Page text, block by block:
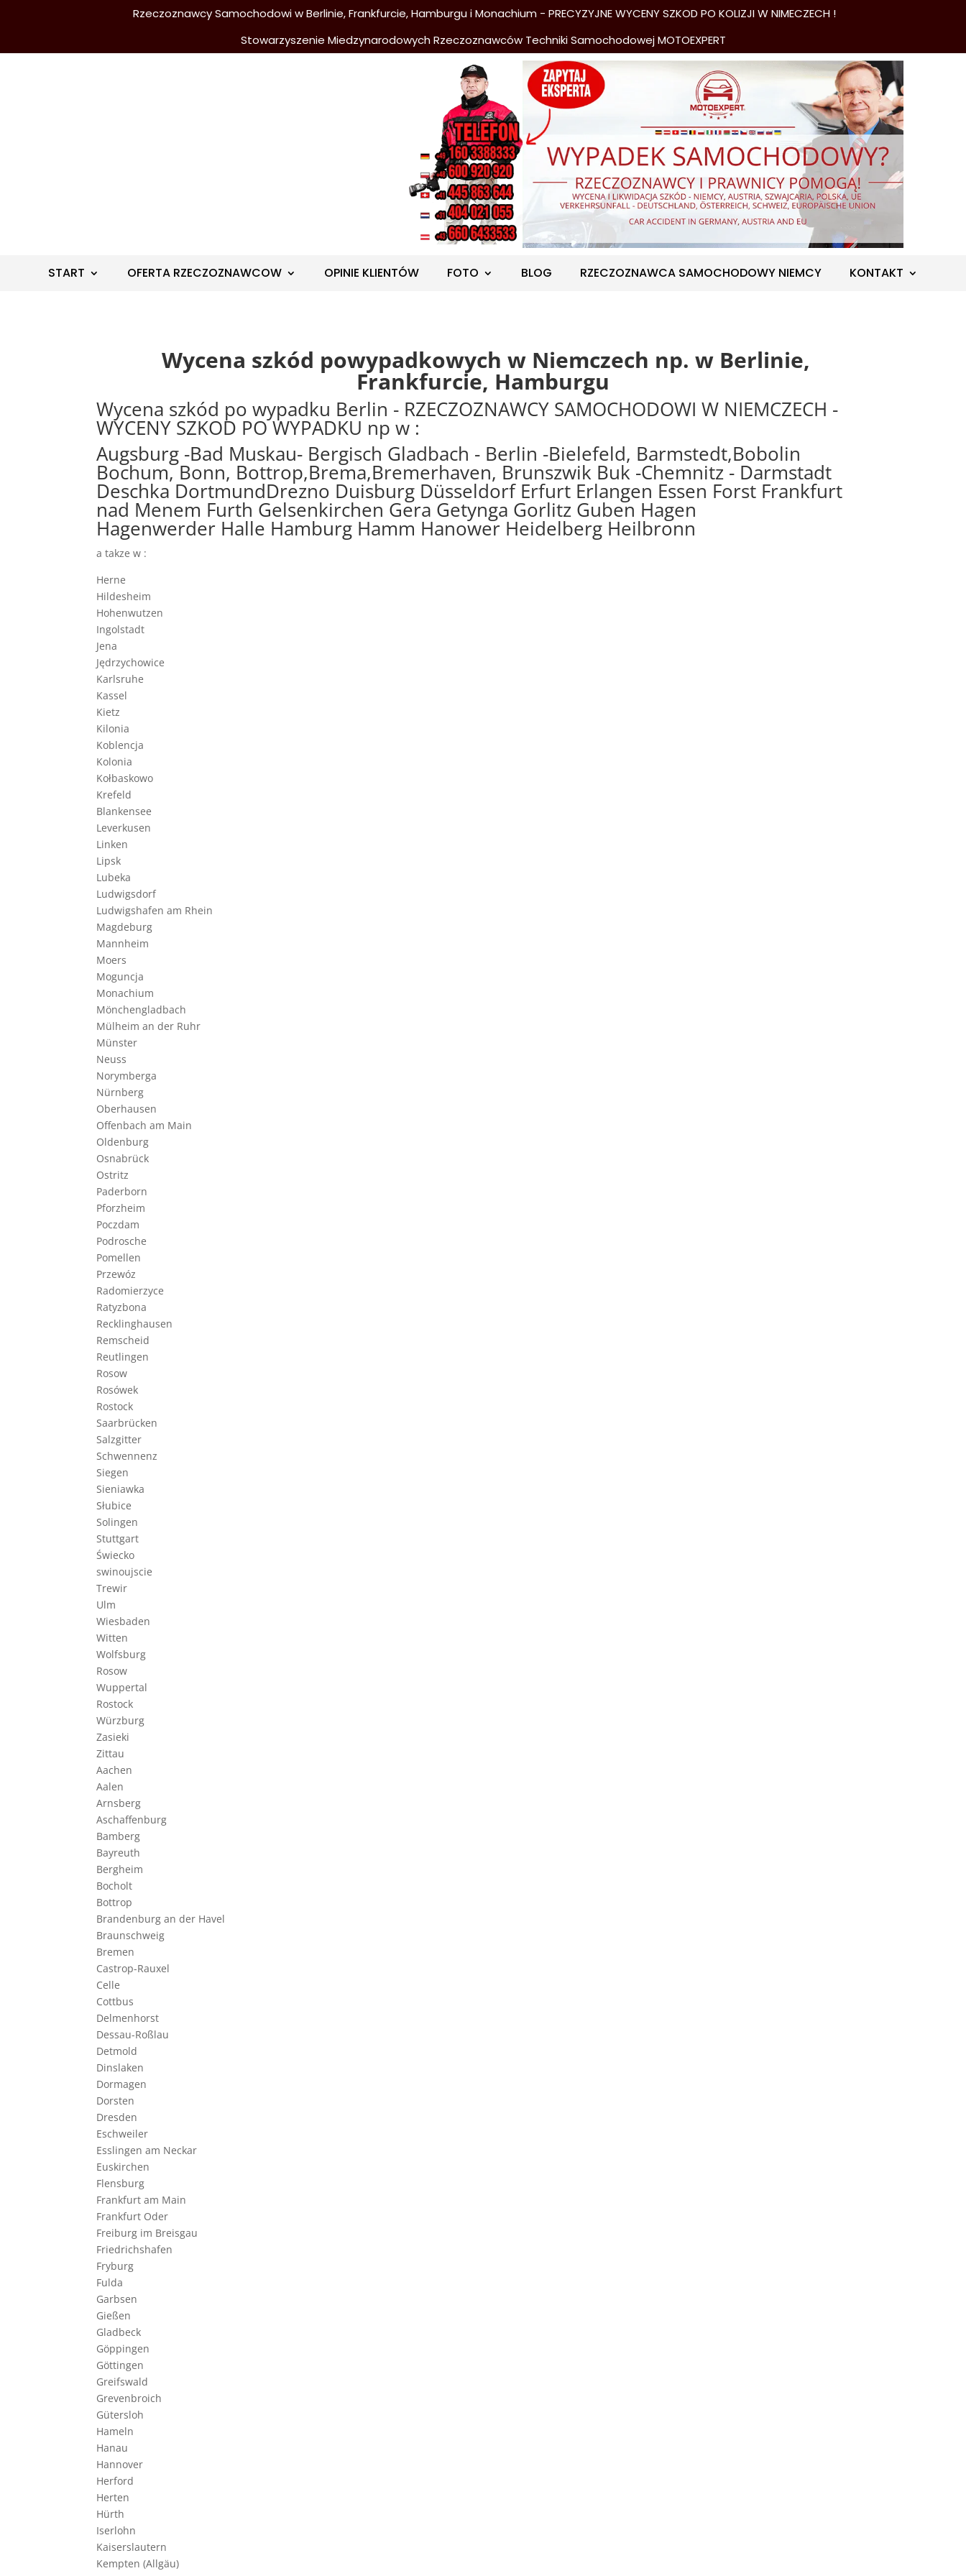
Rzeczoznawcy Samochodowi w Berlinie, Frankfurcie, Hamburgu i Monachium - PRECYZYJNE WYCENY SZKOD PO KOLIZJI W NIMECZECH !
Stowarzyszenie Miedzynarodowych Rzeczoznawców Techniki Samochodowej MOTOEXPERT
START OFERTA RZECZOZNAWCOW OPINIE KLIENTÓW FOTO BLOG RZECZOZNAWCA SAMOCHODOWY NIEMCY KONTAKT
Wycena szkód powypadkowych w Niemczech np. w Berlinie,
Frankfurcie, Hamburgu
Wycena szkód po wypadku Berlin - RZECZOZNAWCY SAMOCHODOWI W NIEMCZECH -
WYCENY SZKOD PO WYPADKU np w :
Augsburg -Bad Muskau- Bergisch Gladbach - Berlin -Bielefeld, Barmstedt,Bobolin
Bochum, Bonn, Bottrop,Brema,Bremerhaven, Brunszwik Buk -Chemnitz - Darmstadt
Deschka DortmundDrezno Duisburg Düsseldorf Erfurt Erlangen Essen Forst Frankfurt
nad Menem Furth Gelsenkirchen Gera Getynga Gorlitz Guben Hagen
Hagenwerder Halle Hamburg Hamm Hanower Heidelberg Heilbronn
a takze w :
Herne
Hildesheim
Hohenwutzen
Ingolstadt
Jena
Jędrzychowice
Karlsruhe
Kassel
Kietz
Kilonia
Koblencja
Kolonia
Kołbaskowo
Krefeld
Blankensee
Leverkusen
Linken
Lipsk
Lubeka
Ludwigsdorf
Ludwigshafen am Rhein
Magdeburg
Mannheim
Moers
Moguncja
Monachium
Mönchengladbach
Mülheim an der Ruhr
Münster
Neuss
Norymberga
Nürnberg
Oberhausen
Offenbach am Main
Oldenburg
Osnabrück
Ostritz
Paderborn
Pforzheim
Poczdam
Podrosche
Pomellen
Przewóz
Radomierzyce
Ratyzbona
Recklinghausen
Remscheid
Reutlingen
Rosow
Rosówek
Rostock
Saarbrücken
Salzgitter
Schwennenz
Siegen
Sieniawka
Słubice
Solingen
Stuttgart
Świecko
swinoujscie
Trewir
Ulm
Wiesbaden
Witten
Wolfsburg
Rosow
Wuppertal
Rostock
Würzburg
Zasieki
Zittau
Aachen
Aalen
Arnsberg
Aschaffenburg
Bamberg
Bayreuth
Bergheim
Bocholt
Bottrop
Brandenburg an der Havel
Braunschweig
Bremen
Castrop-Rauxel
Celle
Cottbus
Delmenhorst
Dessau-Roßlau
Detmold
Dinslaken
Dormagen
Dorsten
Dresden
Eschweiler
Esslingen am Neckar
Euskirchen
Flensburg
Frankfurt am Main
Frankfurt Oder
Freiburg im Breisgau
Friedrichshafen
Fryburg
Fulda
Garbsen
Gießen
Gladbeck
Göppingen
Göttingen
Greifswald
Grevenbroich
Gütersloh
Hameln
Hanau
Hannover
Herford
Herten
Hürth
Iserlohn
Kaiserslautern
Kempten (Allgäu)